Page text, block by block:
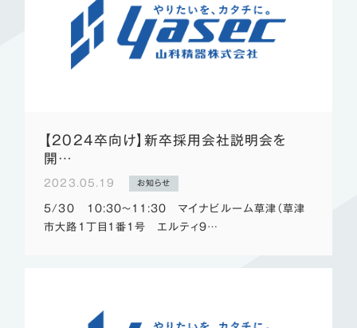
【2024卒向け】新卒採用会社説明会を
開…
2023.05.19 お知らせ
5/30 10:30～11:30 マイナビルーム草津（草津
市大路1丁目1番1号 エルティ9…